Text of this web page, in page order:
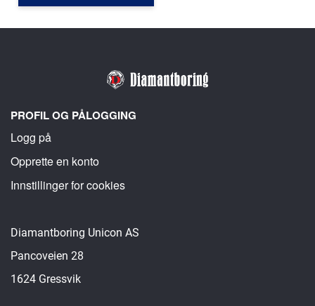
PROFIL OG PÅLOGGING
Logg på
Opprette en konto
Innstillinger for cookies
Diamantboring Unicon AS
Pancoveien 28
1624 Gressvik